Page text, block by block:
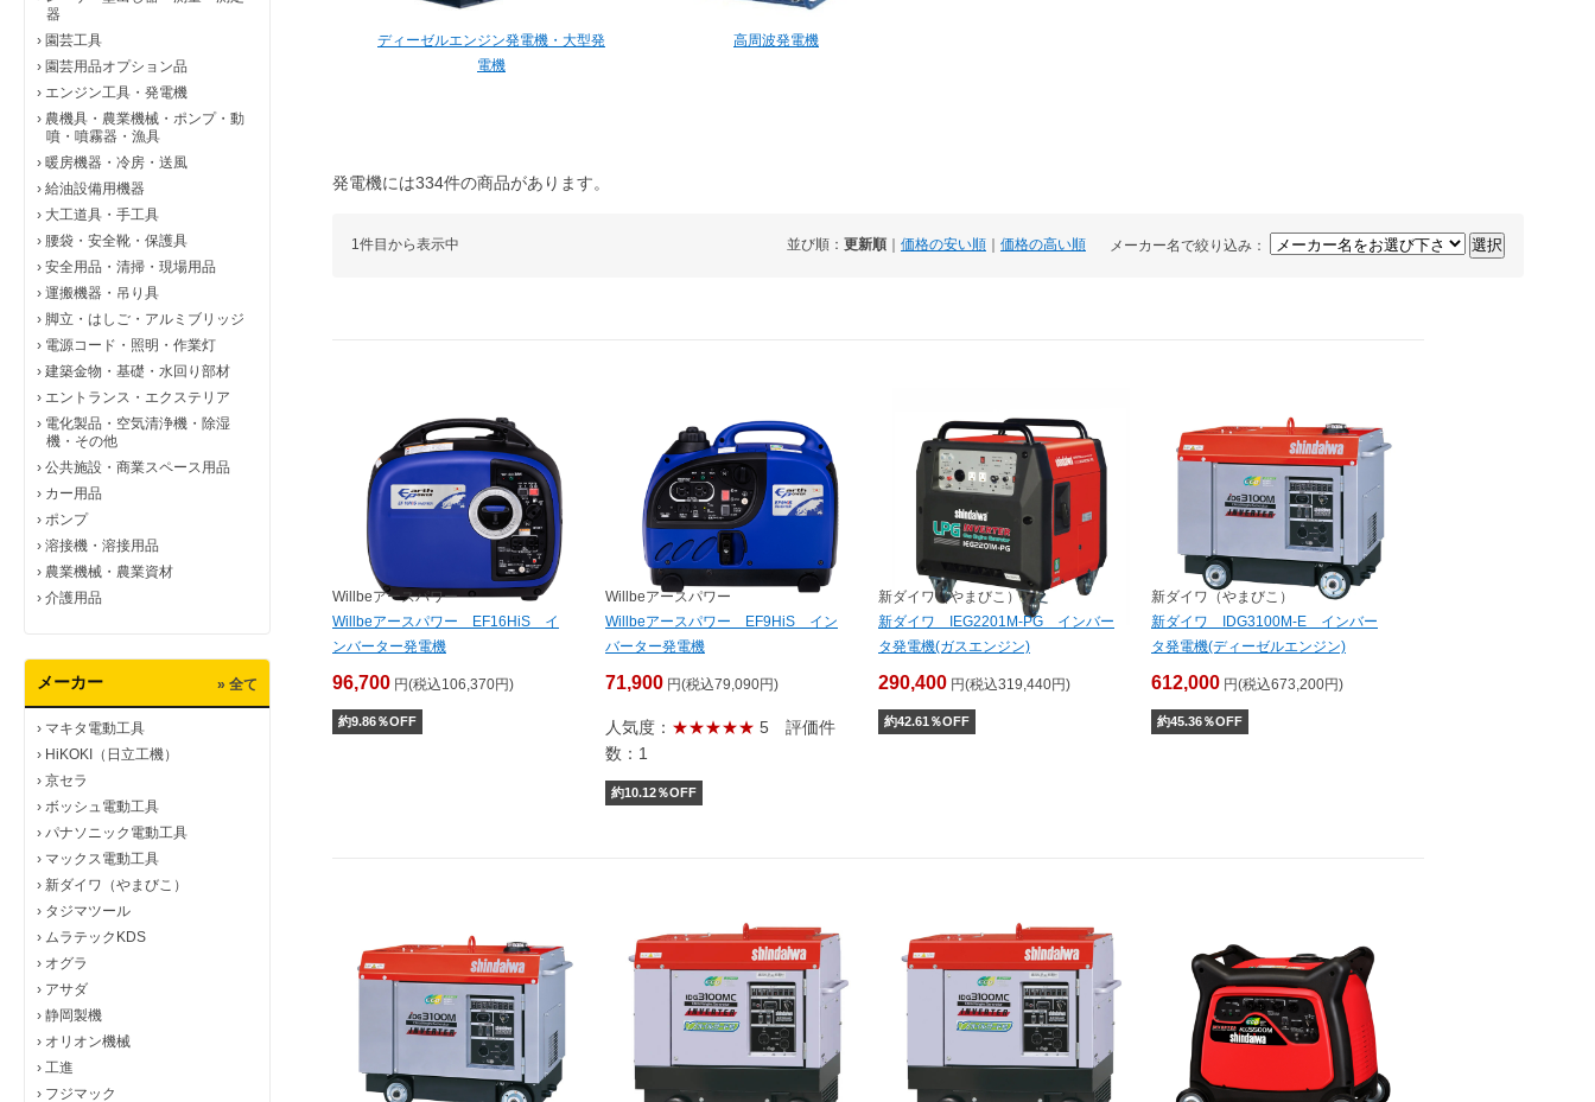
器
› 園芸工具
› 園芸用品オプション品
› エンジン工具・発電機
› 農機具・農業機械・ポンプ・動
噴・噴霧器・漁具
› 暖房機器・冷房・送風
› 給油設備用機器
› 大工道具・手工具
› 腰袋・安全靴・保護具
› 安全用品・清掃・現場用品
› 運搬機器・吊り具
› 脚立・はしご・アルミブリッジ
› 電源コード・照明・作業灯
› 建築金物・基礎・水回り部材
› エントランス・エクステリア
› 電化製品・空気清浄機・除湿
機・その他
› 公共施設・商業スペース用品
› カー用品
› ポンプ
› 溶接機・溶接用品
› 農業機械・農業資材
› 介護用品
メーカー » 全て
› マキタ電動工具
› HiKOKI（日立工機）
› 京セラ
› ボッシュ電動工具
› パナソニック電動工具
› マックス電動工具
› 新ダイワ（やまびこ）
› タジマツール
› ムラテックKDS
› オグラ
› アサダ
› 静岡製機
› オリオン機械
› 工進
› フジマック
ディーゼルエンジン発電機・大型発
電機
高周波発電機
発電機には334件の商品があります。
1件目から表示中 メーカー名で絞り込み：
並び順： 更新順 価格の安い順 価格の高い順
Willbeアースパワー
Willbeアースパワー EF16HiS イ
ンバーター発電機
96,700 円(税込106,370円)
約9.86％OFF
Willbeアースパワー
Willbeアースパワー EF9HiS イン
バーター発電機
71,900 円(税込79,090円)
人気度： ★★★★★ 5 評価件
数：1
約10.12％OFF
新ダイワ（やまびこ）
新ダイワ IEG2201M-PG インバー
タ発電機(ガスエンジン)
290,400 円(税込319,440円)
約42.61 ％OFF
新ダイワ（やまびこ）
新ダイワ IDG3100M-E インバー
タ発電機(ディーゼルエンジン)
612,000 円(税込673,200円)
約45.36％OFF